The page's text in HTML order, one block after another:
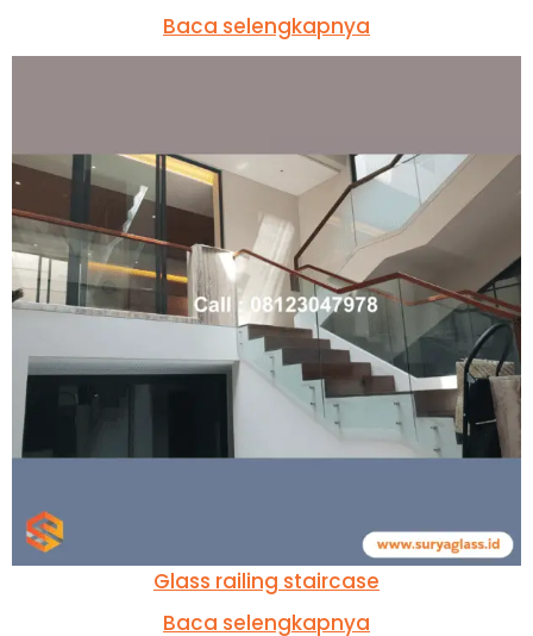
Baca selengkapnya
Glass railing staircase
Baca selengkapnya